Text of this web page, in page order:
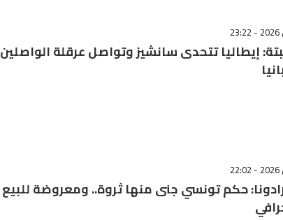
إيطاليا تتحدى سانشيز وتواصل عرقلة الواصلين
حكم تونسي جنى منها ثروة.. ومعروضة للبيع